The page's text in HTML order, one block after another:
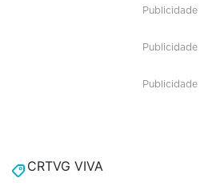
Publicidade
Publicidade
Publicidade
CRTVG VIVA